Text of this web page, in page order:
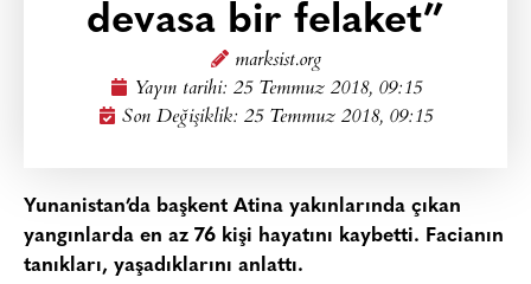
devasa bir felaket”
marksist.org
Yayın tarihi: 25 Temmuz 2018, 09:15
Son Değişiklik: 25 Temmuz 2018, 09:15
Yunanistan’da başkent Atina yakınlarında çıkan
yangınlarda en az 76 kişi hayatını kaybetti. Facianın
tanıkları, yaşadıklarını anlattı.